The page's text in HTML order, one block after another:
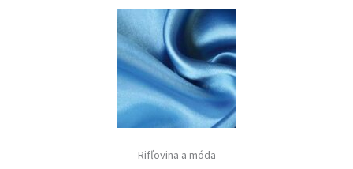
Rifľovina a móda